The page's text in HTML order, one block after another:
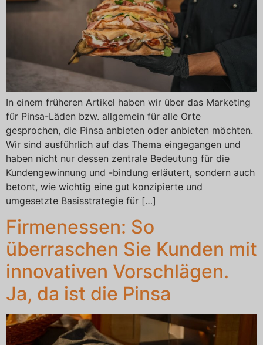
In einem früheren Artikel haben wir über das Marketing
für Pinsa-Läden bzw. allgemein für alle Orte
gesprochen, die Pinsa anbieten oder anbieten möchten.
Wir sind ausführlich auf das Thema eingegangen und
haben nicht nur dessen zentrale Bedeutung für die
Kundengewinnung und -bindung erläutert, sondern auch
betont, wie wichtig eine gut konzipierte und
umgesetzte Basisstrategie für […]
Firmenessen: So
überraschen Sie Kunden mit
innovativen Vorschlägen.
Ja, da ist die Pinsa